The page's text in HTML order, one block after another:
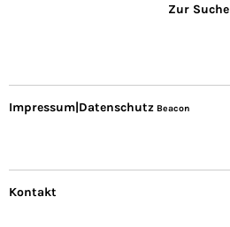
Zur Suche
Impressum|Datenschutz Beacon
Kontakt